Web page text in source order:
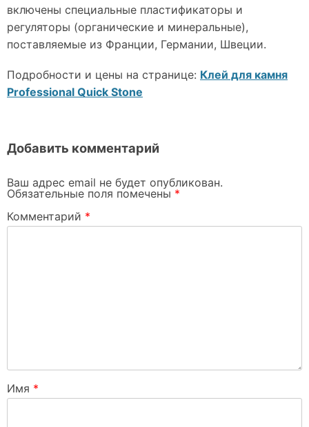
включены специальные пластификаторы и
регуляторы (органические и минеральные),
поставляемые из Франции, Германии, Швеции.
Подробности и цены на странице: Клей для камня
Professional Quick Stone
Добавить комментарий
Ваш адрес email не будет опубликован.
Обязательные поля помечены *
Комментарий *
Имя *